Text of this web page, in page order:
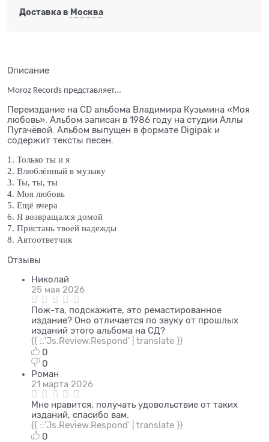
Доставка в Москва
Описание
Moroz Records представляет…
Переиздание на CD альбома Владимира Кузьмина «Моя
любовь». Альбом записан в 1986 году на студии Аллы
Пугачёвой. Альбом выпущен в формате Digipak и
содержит тексты песен.
1. Только ты и я
2. Влюблённый в музыку
3. Ты, ты, ты
4. Моя любовь
5. Ещё вчера
6. Я возвращался домой
7. Пристань твоей надежды
8. Автоответчик
Отзывы
Николай
25 мая 2026
Пож-та, подскажите, это ремастированное
издание? Оно отличается по звуку от прошлых
изданий этого альбома на СД?
{{ ::'Js.Review.Respond' | translate }}
0
0
Роман
21 марта 2026
Мне нравится, получать удовольствие от таких
изданий, спасибо вам.
{{ ::'Js.Review.Respond' | translate }}
0